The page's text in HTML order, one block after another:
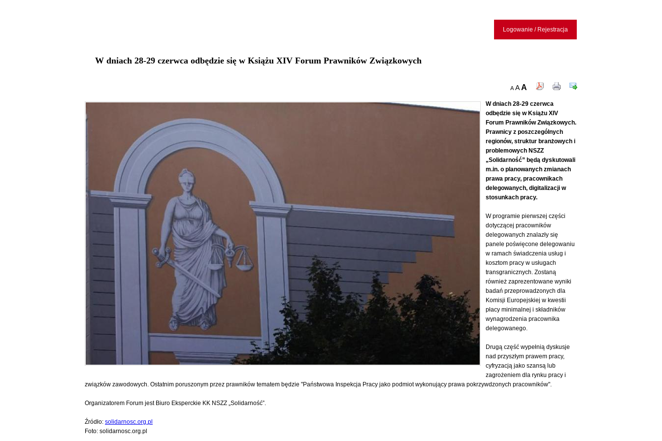
Logowanie / Rejestracja
W dniach 28-29 czerwca odbędzie się w Książu XIV Forum Prawników Związkowych
A AA
W dniach 28-29 czerwca
odbędzie się w Książu XIV
Forum Prawników Związkowych.
Prawnicy z poszczególnych
regionów, struktur branżowych i
problemowych NSZZ
„Solidarność” będą dyskutowali
m.in. o planowanych zmianach
prawa pracy, pracownikach
delegowanych, digitalizacji w
stosunkach pracy.
W programie pierwszej części
dotyczącej pracowników
delegowanych znalazły się
panele poświęcone delegowaniu
w ramach świadczenia usług i
kosztom pracy w usługach
transgranicznych. Zostaną
również zaprezentowane wyniki
badań przeprowadzonych dla
Komisji Europejskiej w kwestii
płacy minimalnej i składników
wynagrodzenia pracownika
delegowanego.
Drugą część wypełnią dyskusje
nad przyszłym prawem pracy,
cyfryzacją jako szansą lub
zagrożeniem dla rynku pracy i
związków zawodowych. Ostatnim poruszonym przez prawników tematem będzie "Państwowa Inspekcja Pracy jako podmiot wykonujący prawa pokrzywdzonych pracowników".
Organizatorem Forum jest Biuro Eksperckie KK NSZZ „Solidarność”.
Źródło: solidarnosc.org.pl
Foto: solidarnosc.org.pl